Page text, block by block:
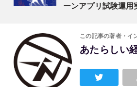
ーンアプリ試験運用
この記事の著者・イ
あたらしい